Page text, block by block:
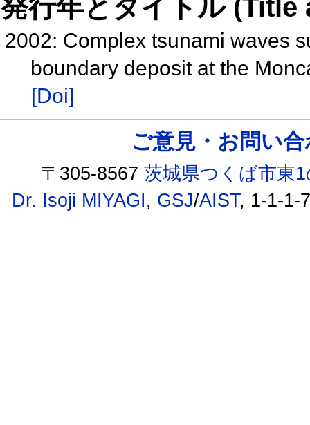
発行年とタイトル
2002: Complex tsunami waves
boundary deposit at the
[Doi]
ご意見・お問い
〒305-8567茨城県つくば市東
Dr. Isoji MIYAGI, GSJ/AIST, 1-1-1-